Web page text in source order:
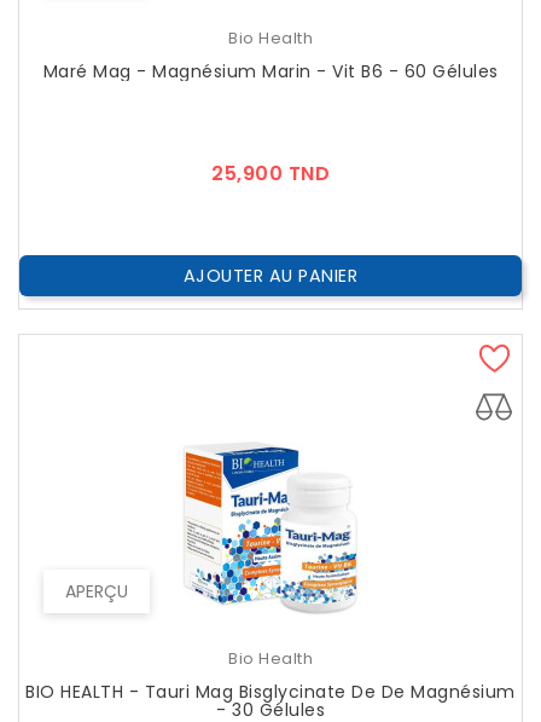
Bio Health
Maré Mag - Magnésium Marin - Vit B6 - 60 Gélules
25,900 TND
AJOUTER AU PANIER
APERÇU
Bio Health
BIO HEALTH - Tauri Mag Bisglycinate De De Magnésium
- 30 Gélules